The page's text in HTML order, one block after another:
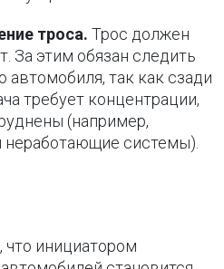
троса. Трос должен
За этим обязан следить
автомобиля, так как сзади
требует концентрации,
(например,
неработающие системы).
что инициатором